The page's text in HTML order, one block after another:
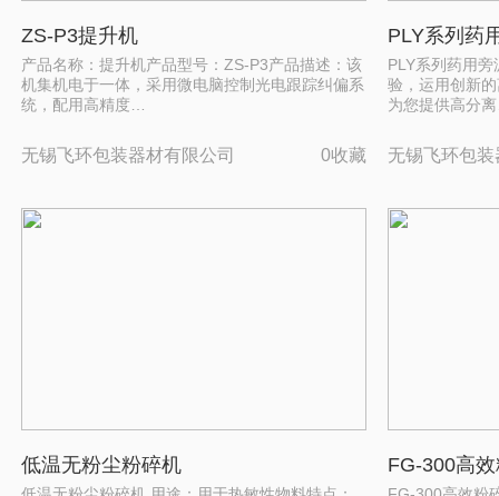
ZS-P3提升机
产品名称：提升机产品型号：ZS-P3产品描述：该
机集机电于一体，采用微电脑控制光电跟踪纠偏系
统，配用高精度…
无锡飞环包装器材有限公司 0收藏
PLY系列药
PLY系列药用
验，运用创新
为您提供高分
无锡飞环包
低温无粉尘粉碎机 FG-300高